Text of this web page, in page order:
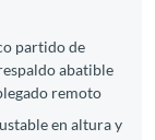
partido de
abatible
remoto
en altura y